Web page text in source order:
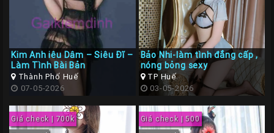
Các
TP
Miền
Nam
Kim Anh iêu Dâm – Siêu Đĩ –
Làm Tình Bài Bản
Thành Phố Huế
07-05-2026
Bảo Nhi-làm tình đẳng cấp ,
nóng bỏng sexy
TP Huế
03-05-2026
Giá check | 700k
Giá check | 500